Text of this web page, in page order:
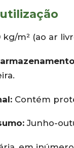
kg/m² (ao ar
Contém
Junho-